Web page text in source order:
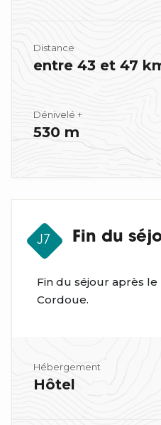
Distance
entre 43 et 47
Dénivelé +
530 m
J7 Fin du
Fin du séjour après
Cordoue.
Hébergement
Hôtel